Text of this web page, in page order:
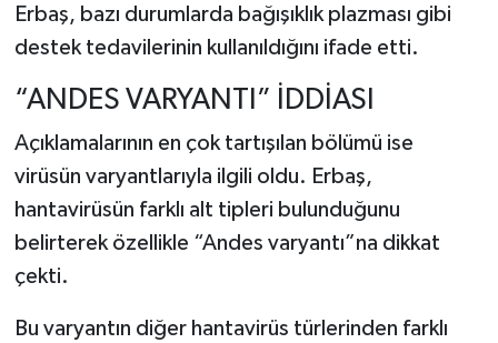
Erbaş, bazı durumlarda bağışıklık plazması gibi
destek tedavilerinin kullanıldığını ifade etti.
“ANDES VARYANTI” İDDİASI
Açıklamalarının en çok tartışılan bölümü ise
virüsün varyantlarıyla ilgili oldu. Erbaş,
hantavirüsün farklı alt tipleri bulunduğunu
belirterek özellikle “Andes varyantı”na dikkat
çekti.
Bu varyantın diğer hantavirüs türlerinden farklı